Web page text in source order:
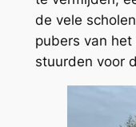
de vele
pubers van het
stuurden voor